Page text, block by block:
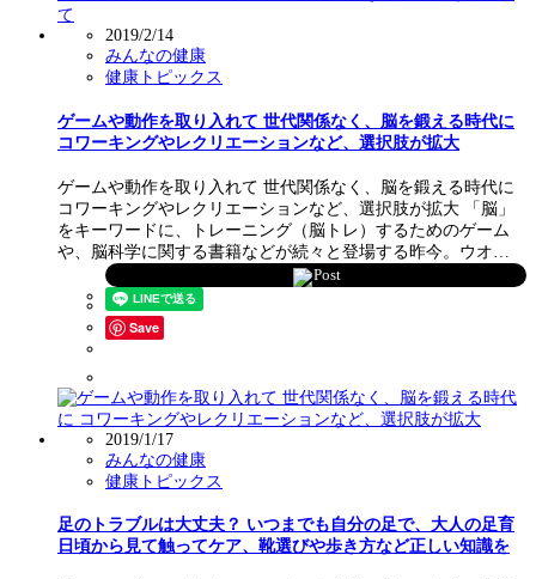
2019/2/14
みんなの健康
健康トピックス
ゲームや動作を取り入れて 世代関係なく、脳を鍛える時代に
コワーキングやレクリエーションなど、選択肢が拡大
ゲームや動作を取り入れて 世代関係なく、脳を鍛える時代に
コワーキングやレクリエーションなど、選択肢が拡大 「脳」
をキーワードに、トレーニング（脳トレ）するためのゲーム
や、脳科学に関する書籍などが続々と登場する昨今。ウオ…
Post
Save
2019/1/17
みんなの健康
健康トピックス
足のトラブルは大丈夫？ いつまでも自分の足で、大人の足育
日頃から見て触ってケア、靴選びや歩き方など正しい知識を